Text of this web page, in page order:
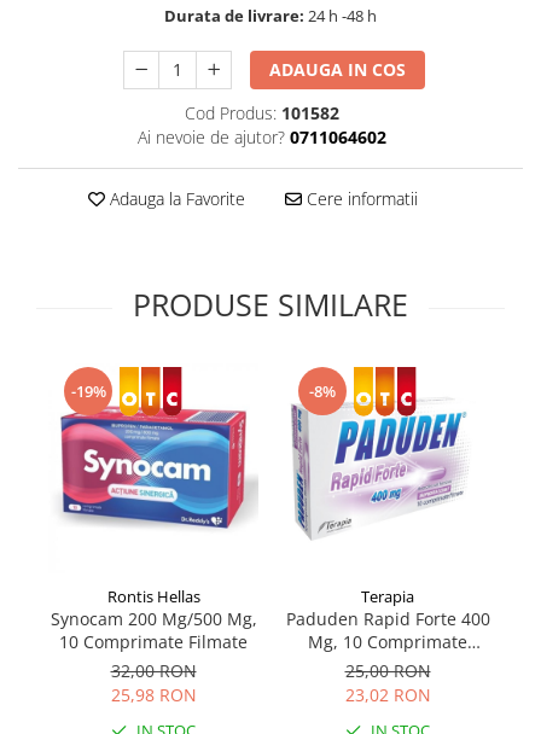
Supliment Vitamina E
Tincturi si Gemoderivate
Tuse gat si respiratie
Durata de livrare: 24 h -48 h
ADAUGA IN COS
Cod Produs: 101582
Ai nevoie de ajutor? 0711064602
Adauga la Favorite Cere informatii
PRODUSE SIMILARE
-19%
Rontis Hellas
Synocam 200 Mg/500 Mg,
10 Comprimate Filmate
32,00 RON
25,98 RON
-8%
Terapia
Paduden Rapid Forte 400
Mg, 10 Comprimate
Filmate
25,00 RON
23,02 RON